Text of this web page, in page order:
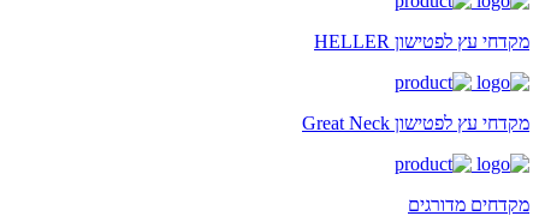
מקדחי עץ לפטישון HELLER
מקדחי עץ לפטישון Great Neck
מקדחים מדורגים